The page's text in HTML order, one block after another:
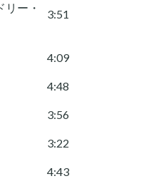
ー・
3:51
4:09
4:48
3:56
3:22
4:43